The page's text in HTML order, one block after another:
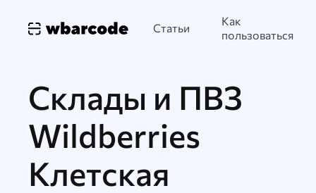
Статьи
Как
пользоваться
Склады и ПВЗ
Wildberries
Клетская